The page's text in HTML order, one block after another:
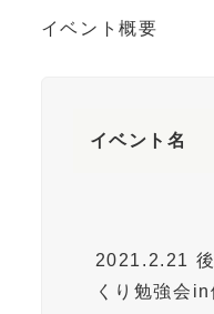
イベント概要
イベント名
2021.2.21
くり勉強会in